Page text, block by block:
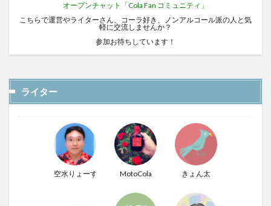
オープンチャット「Cola Fan コミュニティ」
こちらで運営やライターさん、コーラ好き、ノンアルコール派の人と気
軽に交流しませんか？
参加お待ちしています！
ライター
空水りょーすけ MotoCola きょん太